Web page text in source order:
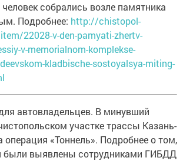
собрались возле памятника
Подробнее: http://chistopol-
22028-v-den-pamyati-zhertv-
v-memorialnom-komplekse-
kladbische-sostoyalsya-miting-
автовладельцев. В минувший
участке трассы Казань-
операция «Тоннель». Подробнее о том,
были выявлены сотрудниками ГИБДД